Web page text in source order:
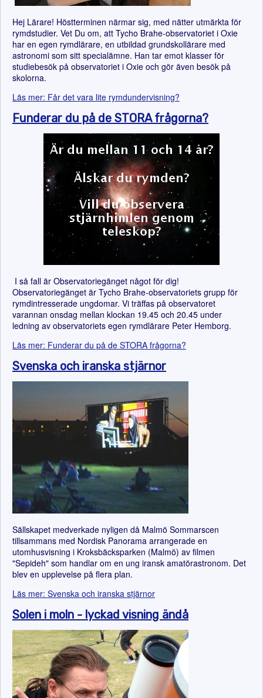
Hej Lärare! Höstterminen närmar sig, med nätter utmärkta för
rymdstudier. Vet Du om, att Tycho Brahe-observatoriet i Oxie
har en egen rymdlärare, en utbildad grundskollärare med
astronomi som sitt specialämne. Han tar emot klasser för
studiebesök på observatoriet i Oxie och gör även besök på
skolorna.
Läs mer: Får det vara lite rymdundervisning?
Funderar du på de STORA frågorna?
I så fall är Observatoriegänget något för dig!
Observatoriegänget är Tycho Brahe-observatoriets grupp för
rymdintresserade ungdomar. Vi träffas på observatoret
varannan onsdag mellan klockan 19.45 och 20.45 under
ledning av observatoriets egen rymdlärare Peter Hemborg.
Läs mer: Funderar du på de STORA frågorna?
Svenska och iranska stjärnor
Sällskapet medverkade nyligen då Malmö Sommarscen
tillsammans med Nordisk Panorama arrangerade en
utomhusvisning i Kroksbäcksparken (Malmö) av filmen
"Sepideh" som handlar om en ung iransk amatörastronom. Det
blev en upplevelse på flera plan.
Läs mer: Svenska och iranska stjärnor
Solen i moln - lyckad visning ändå